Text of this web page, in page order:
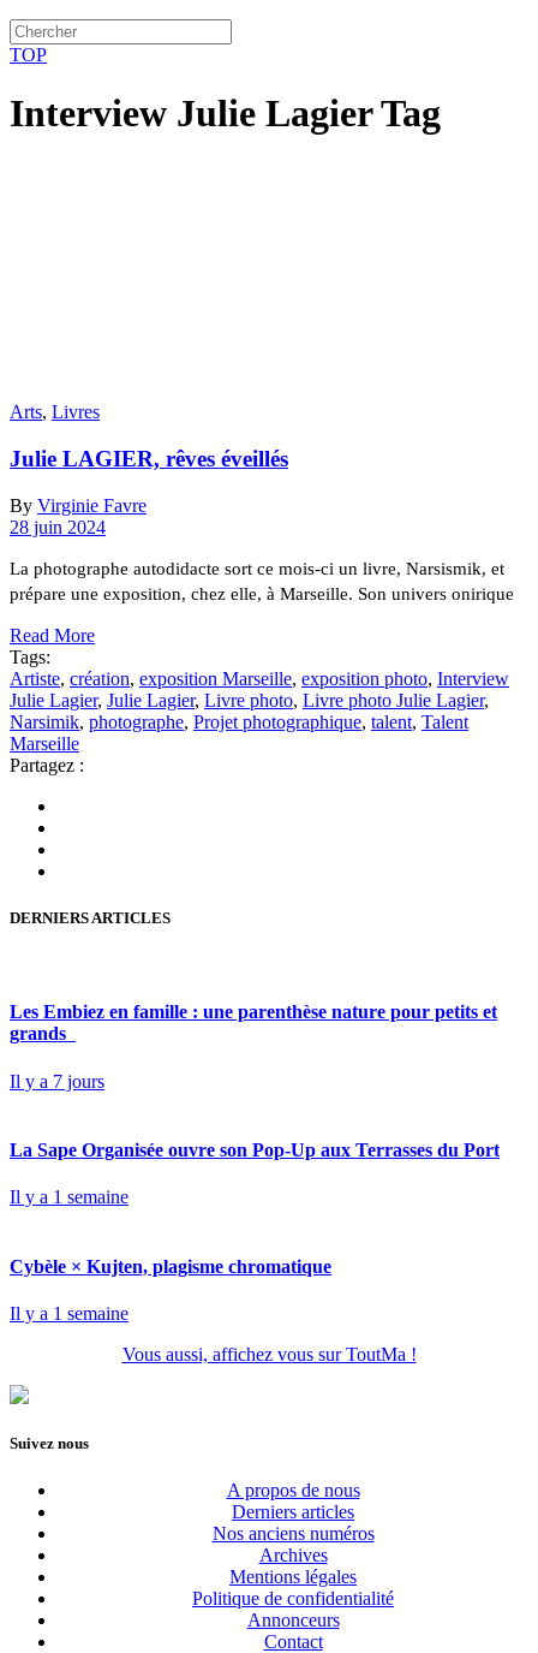
TOP
Interview Julie Lagier Tag
Arts, Livres
Julie LAGIER, rêves éveillés
By Virginie Favre
28 juin 2024
La photographe autodidacte sort ce mois-ci un livre, Narsismik, et
prépare une exposition, chez elle, à Marseille. Son univers onirique
Read More
Tags:
Artiste, création, exposition Marseille, exposition photo, Interview
Julie Lagier, Julie Lagier, Livre photo, Livre photo Julie Lagier,
Narsimik, photographe, Projet photographique, talent, Talent
Marseille
Partagez :
DERNIERS ARTICLES
Les Embiez en famille : une parenthèse nature pour petits et
grands
Il y a 7 jours
La Sape Organisée ouvre son Pop-Up aux Terrasses du Port
Il y a 1 semaine
Cybèle × Kujten, plagisme chromatique
Il y a 1 semaine
Vous aussi, affichez vous sur ToutMa !
Suivez nous
A propos de nous
Derniers articles
Nos anciens numéros
Archives
Mentions légales
Politique de confidentialité
Annonceurs
Contact